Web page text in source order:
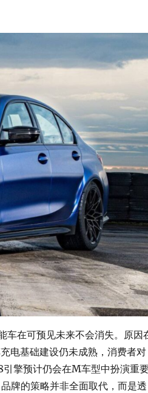
车在可预见未来不会消失。原因
电基础建设仍未成熟，消费者对
擎预计仍会在M车型中扮演重
牌的策略并非全面取代，而是透